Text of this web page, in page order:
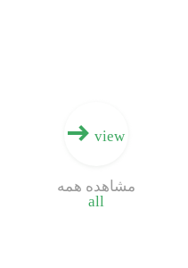
view
all
مشاهده همه